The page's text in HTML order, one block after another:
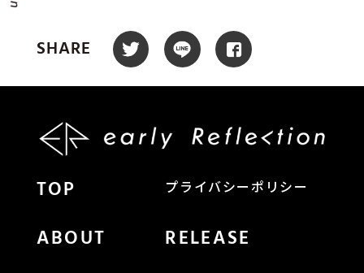
SHARE
TOP プライバシーポリシー
ABOUT RELEASE